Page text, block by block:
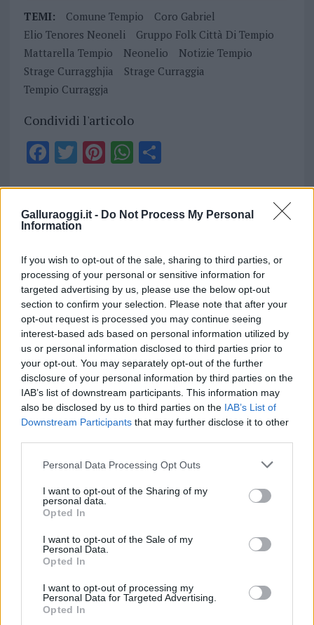
Galluraoggi.it - Do Not Process My Personal
Information
If you wish to opt-out of the sale, sharing to third parties, or
processing of your personal or sensitive information for
targeted advertising by us, please use the below opt-out
section to confirm your selection. Please note that after your
opt-out request is processed you may continue seeing
interest-based ads based on personal information utilized by
us or personal information disclosed to third parties prior to
your opt-out. You may separately opt-out of the further
disclosure of your personal information by third parties on the
IAB’s list of downstream participants. This information may
also be disclosed by us to third parties on the IAB’s List of
Downstream Participants that may further disclose it to other
Please note that this website/app uses one or more Google
not limited to your visit or usage behaviour. You may click to
grant or deny consent to Google and its third-party tags to
use your data for below specified purposes in below Google
consent section.
Personal Data Processing Opt Outs
I want to opt-out of the Sharing of my
personal data.
Opted In
I want to opt-out of the Sale of my
Personal Data.
Opted In
I want to opt-out of processing my
Personal Data for Targeted Advertising.
Opted In
TEMI: Comune Tempio
Coro Gabriel
Elio Tenores Neoneli
Gruppo Folk Città Di Tempio
Mattarella Tempio
Neonelio
Notizie Tempio
Strage Curragghjia
Strage Curraggia
Tempio Curraggja
Condividi l'articolo
F
ce
b
o
k
T
it
te
Pi
te
re
W
at
s
p
p
S
a
re
Prossimo articolo
NOTIZIE RECENTI
Controlli all’aeroporto di Olbia, sequestrati
caviale e sabbia rubata
Migliori cliniche di estetica medicale avanzata
in Europa: classifica dei 5 centri di riferimento
pe…
Andrea Mura conquista Palau: grande
partecipazione per il suo racconto
Calangianus, allarme sul centro accoglienza
Gallura, finti clienti svuotano le suite: furto da